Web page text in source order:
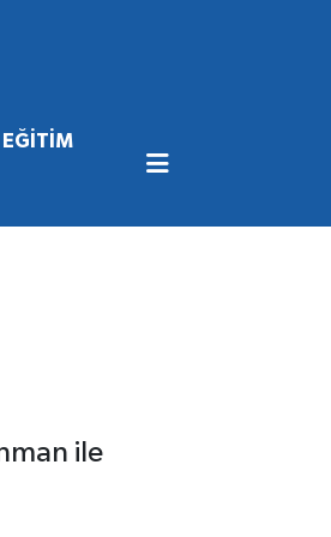
EĞİTİM
ile